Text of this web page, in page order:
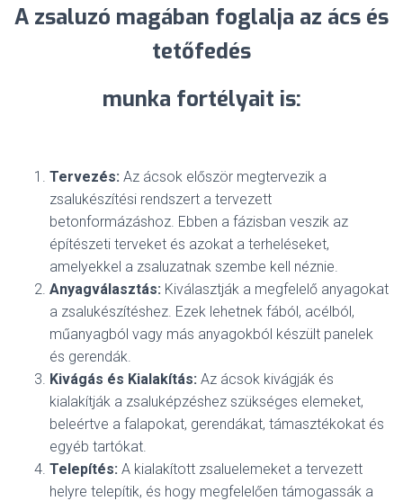
A zsaluzó magában foglalja az ács és
tetőfedés
munka fortélyait is:
Tervezés: Az ácsok először megtervezik a
zsalukészítési rendszert a tervezett
betonformázáshoz. Ebben a fázisban veszik az
építészeti terveket és azokat a terheléseket,
amelyekkel a zsaluzatnak szembe kell néznie.
Anyagválasztás: Kiválasztják a megfelelő anyagokat
a zsalukészítéshez. Ezek lehetnek fából, acélból,
műanyagból vagy más anyagokból készült panelek
és gerendák.
Kivágás és Kialakítás: Az ácsok kivágják és
kialakítják a zsaluképzéshez szükséges elemeket,
beleértve a falapokat, gerendákat, támasztékokat és
egyéb tartókat.
Telepítés: A kialakított zsaluelemeket a tervezett
helyre telepítik, és hogy megfelelően támogassák a